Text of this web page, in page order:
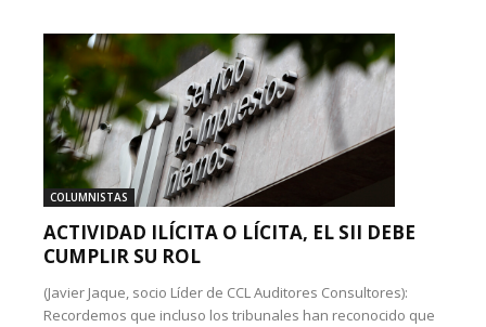
COLUMNISTAS
ACTIVIDAD ILÍCITA O LÍCITA, EL SII DEBE
CUMPLIR SU ROL
(Javier Jaque, socio Líder de CCL Auditores Consultores):
Recordemos que incluso los tribunales han reconocido que